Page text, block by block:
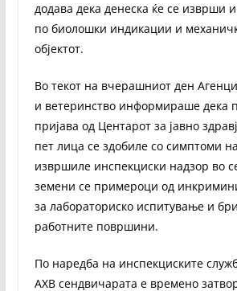
додава дека денеска ќе се изврши
по биолошки индикации и
објектот.
Во текот на вчерашниот ден
и ветеринство информираше дека
пријава од Центарот за јавно
пет лица се здобиле со симптоми
извршиле инспекциски надзор во
земени се примероци од
за лабораториско испитување и
работните површини.
По наредба на инспекциските
АХВ сендвичарата е времено